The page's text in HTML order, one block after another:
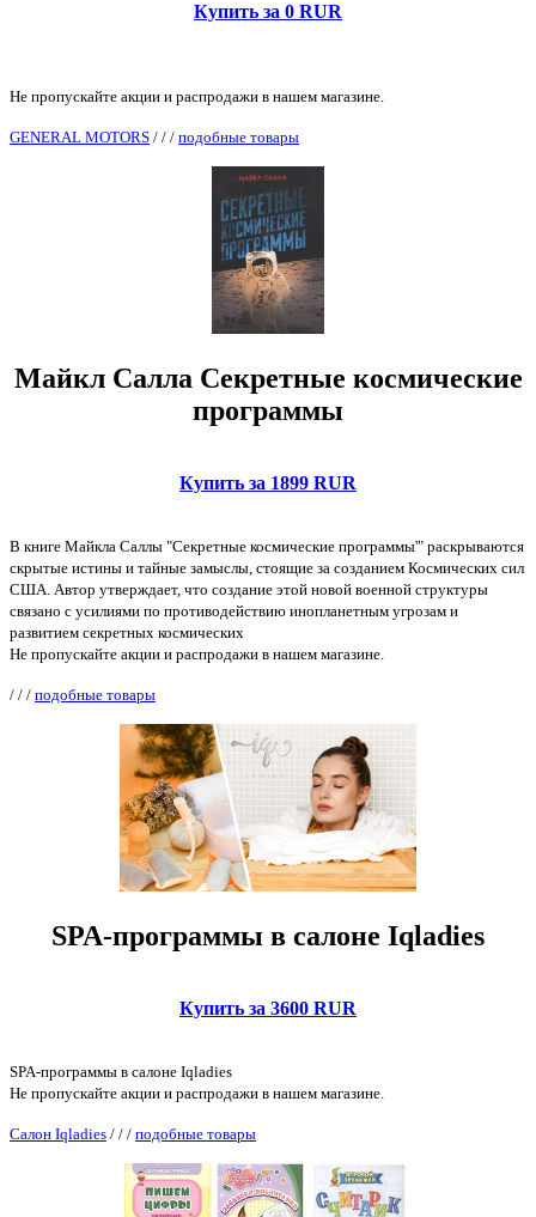
Купить за 0 RUR
Не пропускайте акции и распродажи в нашем магазине.
GENERAL MOTORS / / / подобные товары
Майкл Салла Секретные космические
программы
Купить за 1899 RUR
В книге Майкла Саллы "Секретные космические программы'" раскрываются
скрытые истины и тайные замыслы, стоящие за созданием Космических сил
США. Автор утверждает, что создание этой новой военной структуры
связано с усилиями по противодействию инопланетным угрозам и
развитием секретных космических
Не пропускайте акции и распродажи в нашем магазине.
/ / / подобные товары
SPA-программы в салоне Iqladies
Купить за 3600 RUR
SPA-программы в салоне Iqladies
Не пропускайте акции и распродажи в нашем магазине.
Салон Iqladies / / / подобные товары